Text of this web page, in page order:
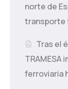
norte de
transporte
Tras el
TRAMESA
ferroviaria